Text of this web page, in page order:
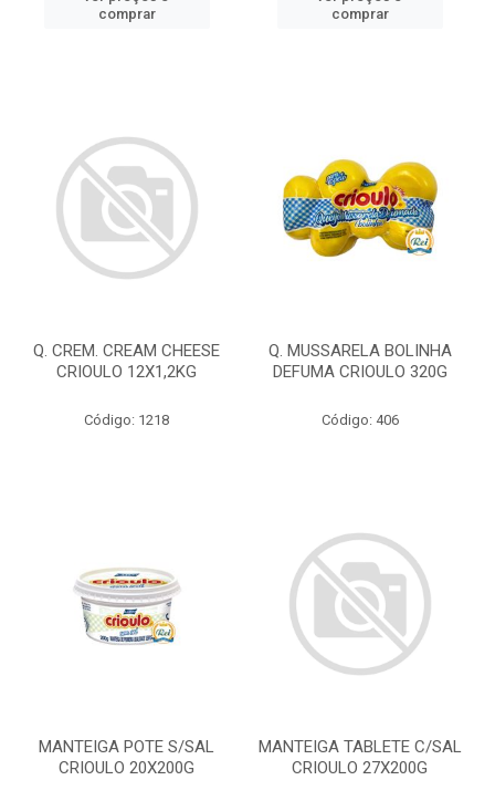
comprar
comprar
Q. CREM. CREAM CHEESE
CRIOULO 12X1,2KG
Código: 1218
Q. MUSSARELA BOLINHA
DEFUMA CRIOULO 320G
Código: 406
MANTEIGA POTE S/SAL
CRIOULO 20X200G
MANTEIGA TABLETE C/SAL
CRIOULO 27X200G